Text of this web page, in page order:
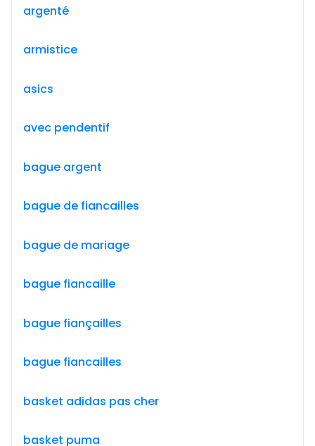
argenté
armistice
asics
avec pendentif
bague argent
bague de fiancailles
bague de mariage
bague fiancaille
bague fiançailles
bague fiancailles
basket adidas pas cher
basket puma